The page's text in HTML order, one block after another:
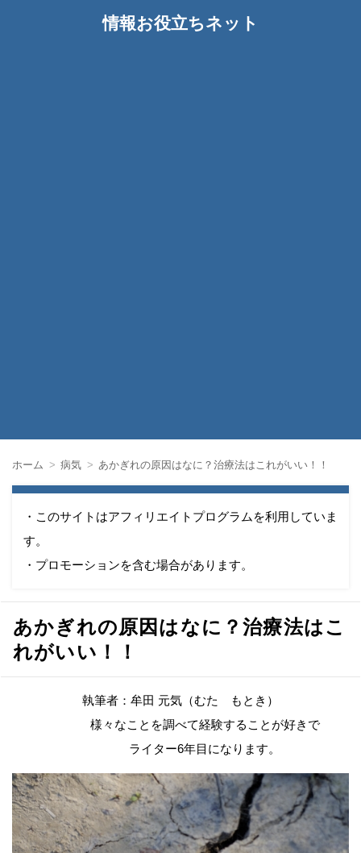
情報お役立ちネット
ホーム 病気 あかぎれの原因はなに？治療法はこれがいい！！
・このサイトはアフィリエイトプログラムを利用していま
す。
・プロモーションを含む場合があります。
あかぎれの原因はなに？治療法はこ
れがいい！！
執筆者：牟田 元気（むた もとき）
様々なことを調べて経験することが好きで
ライター6年目になります。